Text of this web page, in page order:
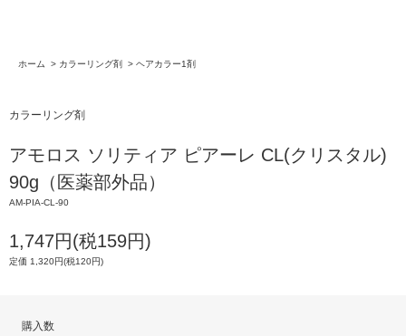
ホーム > カラーリング剤 > ヘアカラー1剤
カラーリング剤
アモロス ソリティア ピアーレ CL(クリスタル)
90g（医薬部外品）
AM-PIA-CL-90
1,747円(税159円)
定価 1,320円(税120円)
購入数